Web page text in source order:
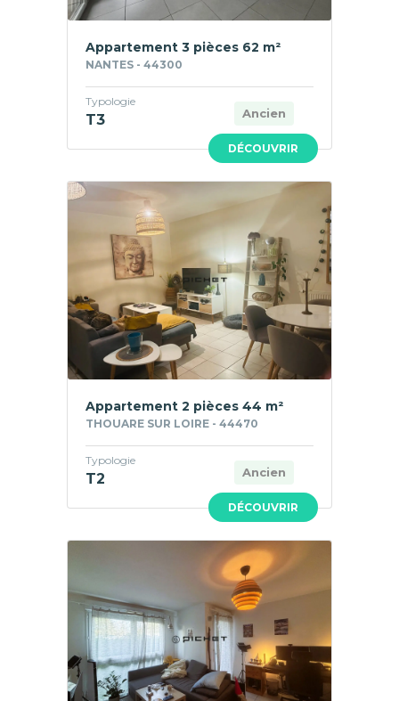
DÉCOUVRIR
Appartement 3 pièces 62 m²
NANTES - 44300
Ancien
Typologie
T3
DÉCOUVRIR
Appartement 2 pièces 44 m²
THOUARE SUR LOIRE - 44470
Ancien
Typologie
T2